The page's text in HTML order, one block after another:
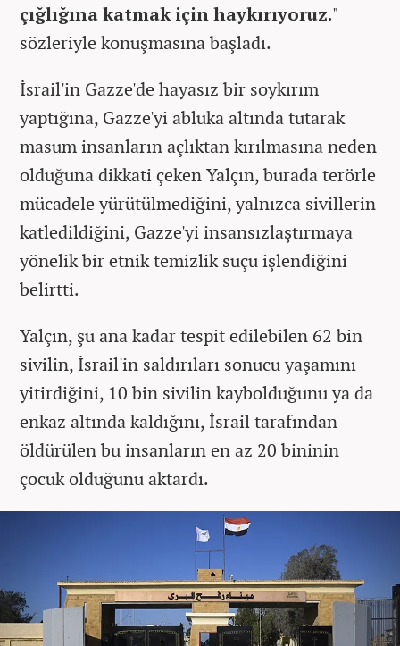
çığlığına katmak için haykırıyoruz."
sözleriyle konuşmasına başladı.
İsrail'in Gazze'de hayasız bir soykırım
yaptığına, Gazze'yi abluka altında tutarak
masum insanların açlıktan kırılmasına neden
olduğuna dikkati çeken Yalçın, burada terörle
mücadele yürütülmediğini, yalnızca sivillerin
katledildiğini, Gazze'yi insansızlaştırmaya
yönelik bir etnik temizlik suçu işlendiğini
belirtti.
Yalçın, şu ana kadar tespit edilebilen 62 bin
sivilin, İsrail'in saldırıları sonucu yaşamını
yitirdiğini, 10 bin sivilin kaybolduğunu ya da
enkaz altında kaldığını, İsrail tarafından
öldürülen bu insanların en az 20 bininin
çocuk olduğunu aktardı.